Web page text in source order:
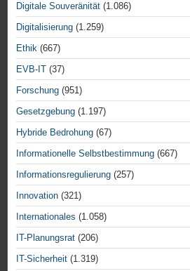
Digitale Souveränität (1.086)
Digitalisierung (1.259)
Ethik (667)
EVB-IT (37)
Forschung (951)
Gesetzgebung (1.197)
Hybride Bedrohung (67)
Informationelle Selbstbestimmung (667)
Informationsregulierung (257)
Innovation (321)
Internationales (1.058)
IT-Planungsrat (206)
IT-Sicherheit (1.319)